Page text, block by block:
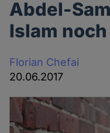
Abdel-
Islam
Florian Chefai
20.06.2017